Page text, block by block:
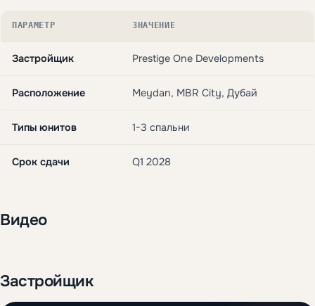
ПАРАМЕТР ЗНАЧЕНИЕ
Застройщик Prestige One Developments
Расположение Meydan, MBR City, Дубай
Типы юнитов 1-3 спальни
Срок сдачи Q1 2028
Видео
Застройщик